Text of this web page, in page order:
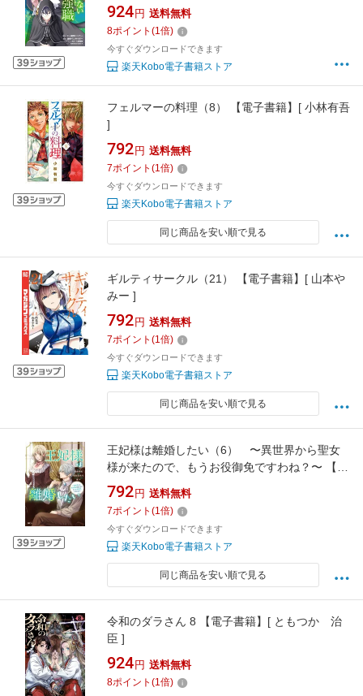
924 円 送料無料
8ポイント (1倍)
今すぐダウンロードできます
楽天Kobo電子書籍ストア
フェルマーの料理（8） 【電子書籍】[ 小林有吾
]
792 円 送料無料
7ポイント (1倍)
今すぐダウンロードできます
楽天Kobo電子書籍ストア
同じ商品を安い順で見る
ギルティサークル（21） 【電子書籍】[ 山本や
みー ]
792 円 送料無料
7ポイント (1倍)
今すぐダウンロードできます
楽天Kobo電子書籍ストア
同じ商品を安い順で見る
王妃様は離婚したい（6） 〜異世界から聖女
様が来たので、もうお役御免ですわね？〜 【電
子書籍】[ 亜和美央斗 ]
792 円 送料無料
7ポイント (1倍)
今すぐダウンロードできます
楽天Kobo電子書籍ストア
同じ商品を安い順で見る
令和のダラさん 8 【電子書籍】[ ともつか 治
臣 ]
924 円 送料無料
8ポイント (1倍)